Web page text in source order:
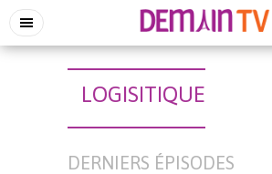
LOGISITIQUE
DERNIERS ÉPISODES